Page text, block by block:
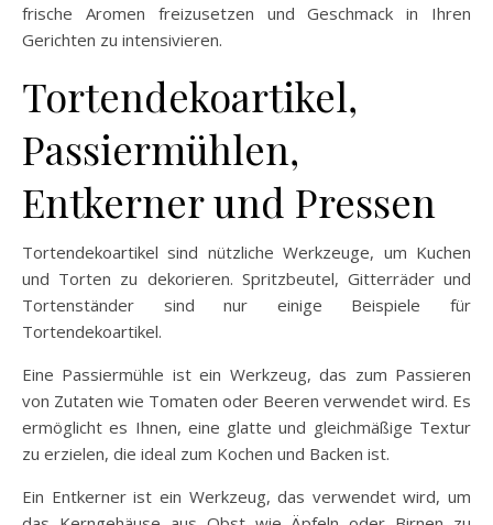
frische Aromen freizusetzen und Geschmack in Ihren
Gerichten zu intensivieren.
Tortendekoartikel,
Passiermühlen,
Entkerner und Pressen
Tortendekoartikel sind nützliche Werkzeuge, um Kuchen
und Torten zu dekorieren. Spritzbeutel, Gitterräder und
Tortenständer sind nur einige Beispiele für
Tortendekoartikel.
Eine Passiermühle ist ein Werkzeug, das zum Passieren
von Zutaten wie Tomaten oder Beeren verwendet wird. Es
ermöglicht es Ihnen, eine glatte und gleichmäßige Textur
zu erzielen, die ideal zum Kochen und Backen ist.
Ein Entkerner ist ein Werkzeug, das verwendet wird, um